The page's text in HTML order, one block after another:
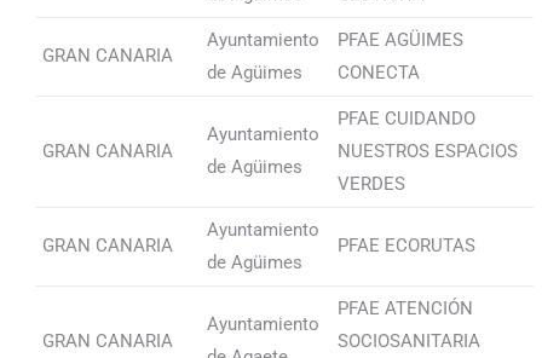
GRAN CANARIA
Ayuntamiento
de Agüimes
PFAE AGÜIMES
CONECTA
GRAN CANARIA
Ayuntamiento
de Agüimes
PFAE CUIDANDO
NUESTROS ESPACIOS
VERDES
GRAN CANARIA
Ayuntamiento
de Agüimes
PFAE ECORUTAS
GRAN CANARIA
Ayuntamiento
PFAE ATENCIÓN
SOCIOSANITARIA